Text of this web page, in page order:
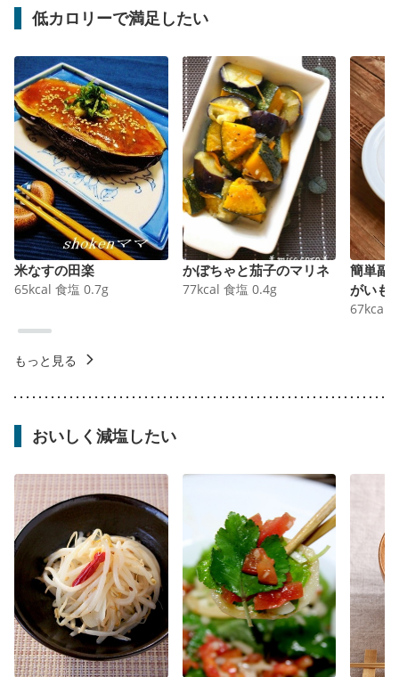
低カロリーで満足したい
米なすの田楽
65kcal 食塩 0.7g
かぼちゃと茄子のマリネ
77kcal 食塩 0.4g
簡単副
がいも
67kcal
もっと見る
おいしく減塩したい